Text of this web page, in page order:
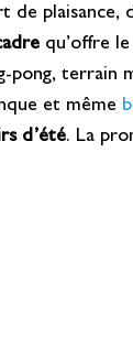
de plaisance,
qu’offre
pong, terrain
et même
d’été. La